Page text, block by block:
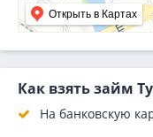
Открыть в Картах
Как взять займ
На банковскую